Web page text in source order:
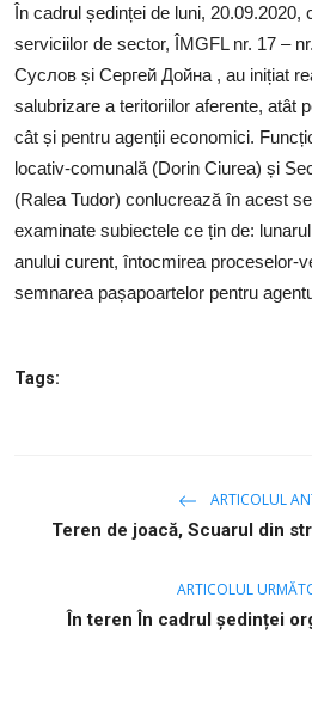
SERVICII
Sectorul Rîșcani
Căutați pe Internet
În cadrul ședinței de luni, 20.09.2020,
serviciilor de sector, ÎMGFL nr. 17 –
Суслов și Сергей Дойна , au inițiat
salubrizare a teritoriilor aferente, atât
cât și pentru agenții economici.
locativ-comunală (Dorin Ciurea) și
(Ralea Tudor) conlucrează în acest
examinate subiectele ce țin de:
anului curent, întocmirea proceselor-
semnarea pașapoartelor pentru
Tags:
ARTICOLUL
Teren de joacă, Scuarul din
ARTICOLUL
În teren În cadrul ședinței